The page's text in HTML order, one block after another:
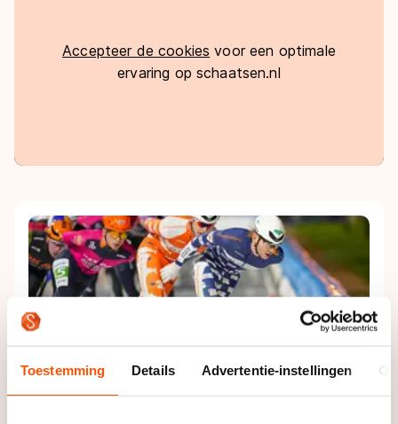
Toestemming Details Advertentie-instellingen
Word schaatsfan!
Medaillespiegel
Accepteer de cookies voor een optimale
ervaring op schaatsen.nl
Alles over de Vier van Noord-Holland